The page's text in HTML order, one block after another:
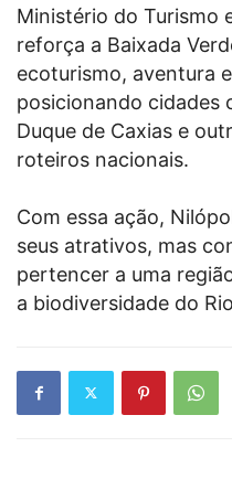
Ministério do Turismo
reforça a Baixada
ecoturismo, aventura
posicionando cidades
Duque de Caxias e
roteiros nacionais.
Com essa ação,
seus atrativos, mas
pertencer a uma
a biodiversidade do